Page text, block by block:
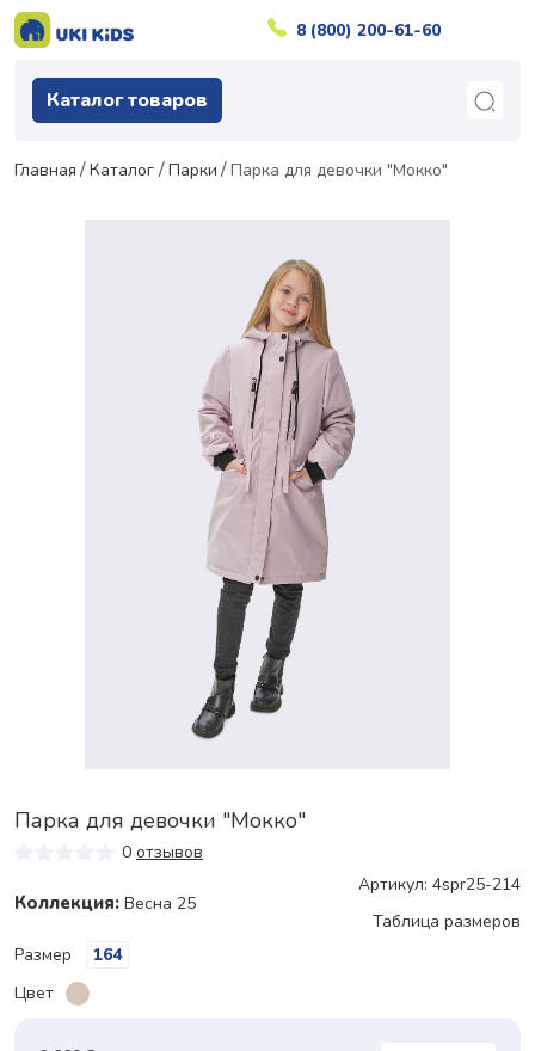
8 (800) 200-61-60
Каталог товаров
Главная Каталог Парки Парка для девочки "Мокко"
Парка для девочки "Мокко"
0 отзывов
Коллекция: Весна 25
Артикул: 4spr25-214
Таблица размеров
Размер
164
Цвет